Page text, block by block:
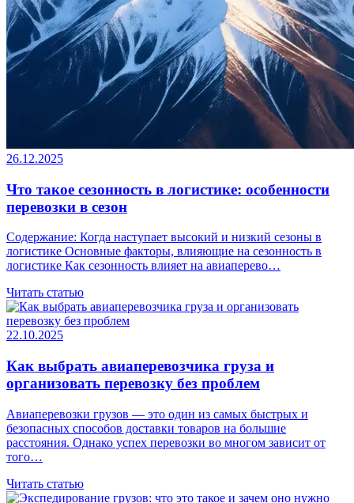
26.12.2025
Что такое сезонность в логистике: особенности
перевозки в сезон
Содержание: Когда наступает высокий и низкий сезоны в
логистике Основные факторы, влияющие на сезонность в
логистике Как сезонность влияет на авиаперево…
Читать статью
22.10.2025
Как выбрать авиаперевозчика груза и
организовать перевозку без проблем
Авиаперевозки грузов — это один из самых быстрых и
безопасных способов доставки товаров на большие
расстояния. Однако успех перевозки во многом зависит от
того…
Читать статью